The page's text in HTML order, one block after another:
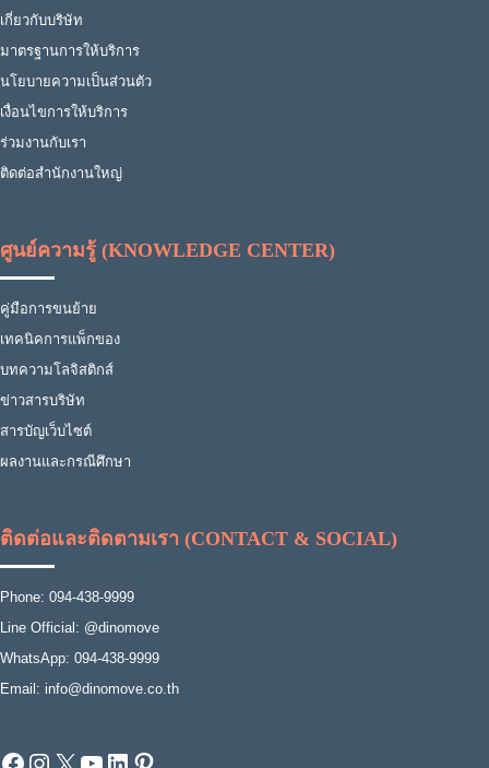
เกี่ยวกับบริษัท
มาตรฐานการให้บริการ
นโยบายความเป็นส่วนตัว
เงื่อนไขการให้บริการ
ร่วมงานกับเรา
ติดต่อสำนักงานใหญ่
ศูนย์ความรู้ (KNOWLEDGE CENTER)
คู่มือการขนย้าย
เทคนิคการแพ็กของ
บทความโลจิสติกส์
ข่าวสารบริษัท
สารบัญเว็บไซต์
ผลงานและกรณีศึกษา
ติดต่อและติดตามเรา (CONTACT & SOCIAL)
Phone: 094-438-9999
Line Official: @dinomove
WhatsApp: 094-438-9999
Email: info@dinomove.co.th
Facebook
Instagram
X YouTube
LinkedIn
Pinterest